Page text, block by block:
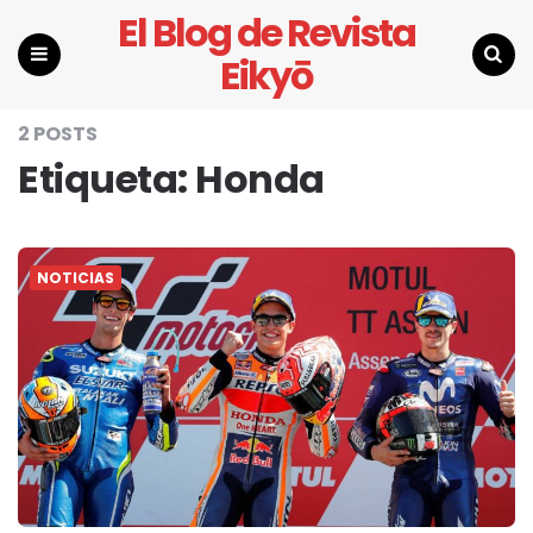
El Blog de Revista
Eikyō
2 POSTS
Etiqueta: Honda
NOTICIAS